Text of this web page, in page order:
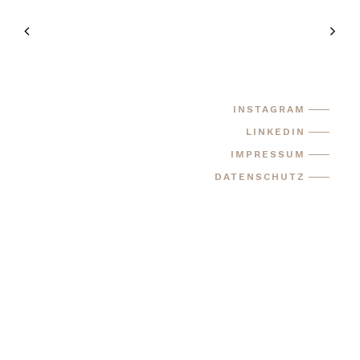
INSTAGRAM
LINKEDIN
IMPRESSUM
DATENSCHUTZ